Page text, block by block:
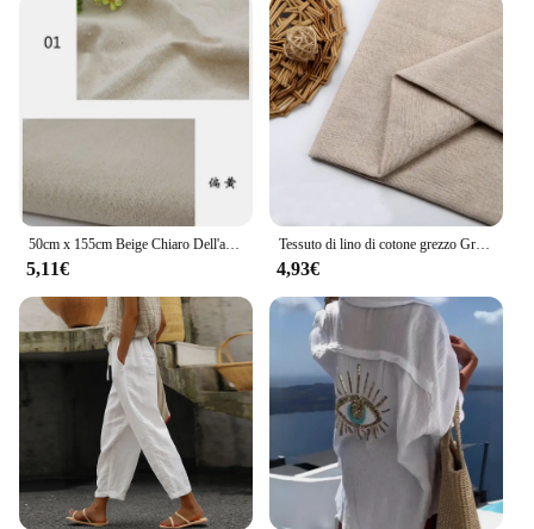
50cm x 155cm Beige Chiaro Dell'annata di Canapa di Lino di Colore Solido Tessuto Per Cucire Sacchetto di Immagazzinaggio E Coperture Per Cuscini Sfondo tessuto
5,11€
Tessuto di lino di cotone grezzo Greige per cucire Scrims Patchwork fai da te fatto a mano da mezzo metro
4,93€